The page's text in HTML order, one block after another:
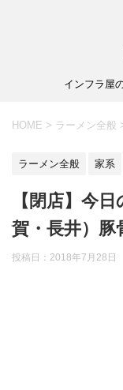
インフラ屋
HOME > ラーメン全般
ラーメン全般 家系
【閉店】今
賀・長井）豚
投稿日：2018年7月28日